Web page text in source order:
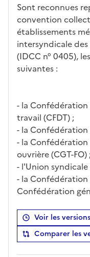
Sont reconnues
convention
établissements
intersyndicale
(IDCC n° 0405),
suivantes :
- la
travail (CFDT) ;
- la Confédération
- la
ouvrière (CGT-FO)
- l'Union syndicale
- la
Confédération
Voir les versions
Comparer les